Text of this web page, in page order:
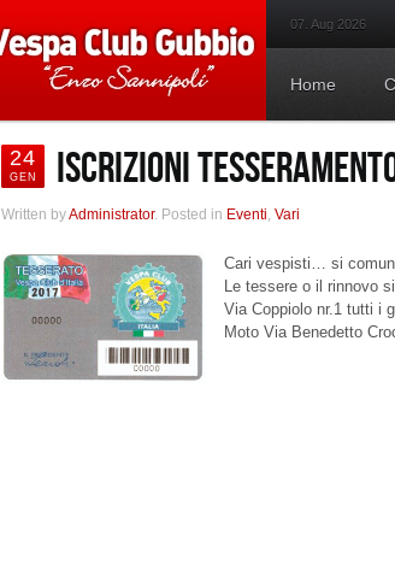
07. Aug 2026
Home
24
GEN ISCRIZIONI
Written byAdministrator. Posted in Eventi, Vari
Cari vespisti… si
Le tessere o il rinnovo
Via Coppiolo nr.1 tutti i
Moto Via Benedetto